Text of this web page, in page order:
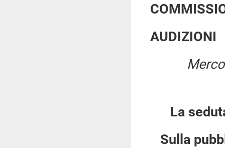
AUDIZIONI
La
Sulla